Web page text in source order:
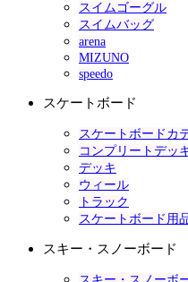
スイムゴーグル
スイムバッグ
arena
MIZUNO
speedo
スケートボード
スケートボードカ
コンプリートデッ
デッキ
ウィール
トラック
スケートボード用
スキー・スノーボード